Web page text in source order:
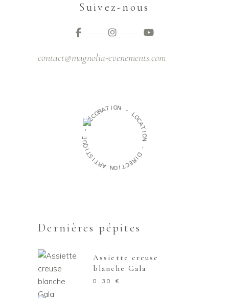
Suivez-nous
contact@magnolia-evenements.com
D
É
CORAT I ON -
L
O
C
A
T
I
O
N
-
D
I
R
E
C
T
I
O
N
A
R
T
I
S
T
I
Q
U
E
-
Dernières pépites
Assiette creuse
blanche Gala
0,30 €